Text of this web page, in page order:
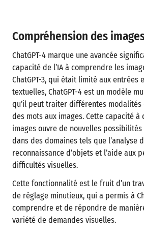
Compréhension des
ChatGPT-4 marque une avancée
capacité de l’IA à comprendre les
ChatGPT-3, qui était limité aux entrées
textuelles, ChatGPT-4 est un modèle
qu’il peut traiter différentes modalités
des mots aux images. Cette capacité à
images ouvre de nouvelles possibilités
dans des domaines tels que l’analyse
reconnaissance d’objets et l’aide aux
difficultés visuelles.
Cette fonctionnalité est le fruit d’un
de réglage minutieux, qui a permis à
comprendre et de répondre de
variété de demandes visuelles.